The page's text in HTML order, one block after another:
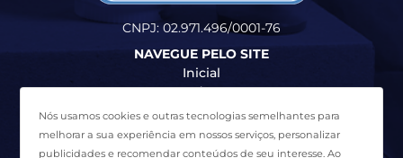
Nós usamos cookies e outras tecnologias semelhantes para
melhorar a sua experiência em nossos serviços, personalizar
publicidades e recomendar conteúdos de seu interesse. Ao
CNPJ: 02.971.496/0001-76
NAVEGUE PELO SITE
Inicial
Produtos
Quem Somos
Contato
Termos de Uso